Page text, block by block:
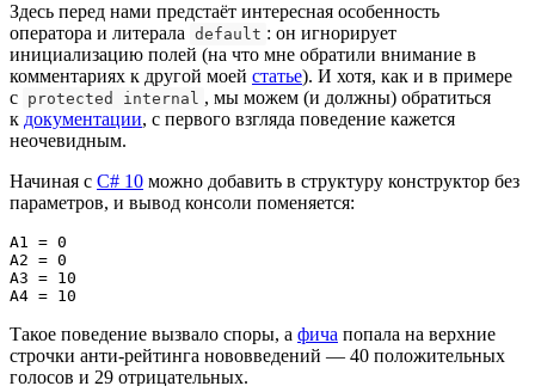
Здесь перед нами предстаёт интересная особенность
оператора и литерала default : он игнорирует
инициализацию полей (на что мне обратили внимание в
комментариях к другой моей статье). И хотя, как и в примере
с protected internal , мы можем (и должны) обратиться
к документации, с первого взгляда поведение кажется
неочевидным.
Начиная с C# 10 можно добавить в структуру конструктор без
параметров, и вывод консоли поменяется:
A1 = 0
A2 = 0
A3 = 10
A4 = 10
Такое поведение вызвало споры, а фича попала на верхние
строчки анти-рейтинга нововведений — 40 положительных
голосов и 29 отрицательных.